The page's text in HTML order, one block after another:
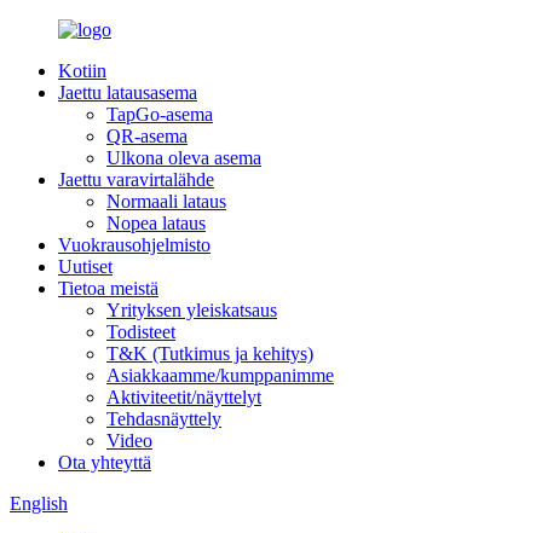
Kotiin
Jaettu latausasema
TapGo-asema
QR-asema
Ulkona oleva asema
Jaettu varavirtalähde
Normaali lataus
Nopea lataus
Vuokrausohjelmisto
Uutiset
Tietoa meistä
Yrityksen yleiskatsaus
Todisteet
T&K (Tutkimus ja kehitys)
Asiakkaamme/kumppanimme
Aktiviteetit/näyttelyt
Tehdasnäyttely
Video
Ota yhteyttä
English